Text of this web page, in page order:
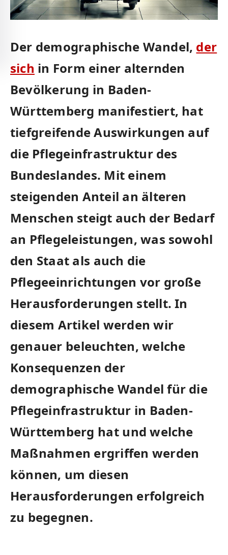
Der demographische Wandel, der‍
sich in Form einer alternden
Bevölkerung in Baden-
Württemberg manifestiert, hat
tiefgreifende Auswirkungen auf
⁤die Pflegeinfrastruktur des
Bundeslandes. Mit ‌einem
steigenden Anteil an älteren
Menschen steigt auch der Bedarf
an Pflegeleistungen, was sowohl
den Staat als ⁣auch die
Pflegeeinrichtungen vor große
Herausforderungen stellt. In
diesem Artikel werden wir
genauer⁣ beleuchten, welche
Konsequenzen der
demographische Wandel für die⁢
Pflegeinfrastruktur in Baden-
Württemberg ⁣hat ⁤und welche
Maßnahmen ergriffen ‍werden
können, um diesen
Herausforderungen erfolgreich
zu begegnen.